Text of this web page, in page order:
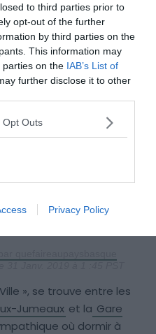
to third parties prior to
opt-out of the further
by third parties on the
This information may
parties on the IAB’s List of
further disclose it to other
Opt Outs
Privacy Policy
», se trouve entre les
Jumeaux et la Gare
où dormir à